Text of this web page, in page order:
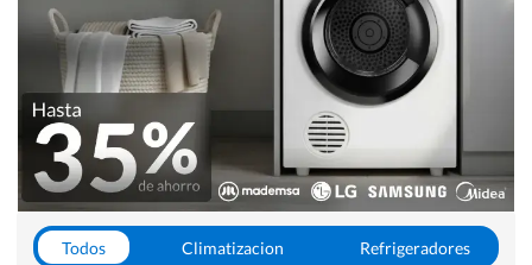
Todos Climatizacion
Refrigeradores